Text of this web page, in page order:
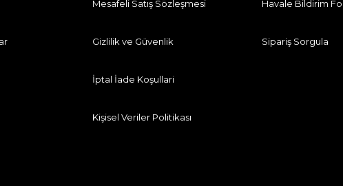
Mesafeli Satış Sözleşmesi
Gizlilik ve Güvenlik
İptal İade Koşullari
Kişisel Veriler Politikası
Havale Bildirim
Sipariş Sorgula